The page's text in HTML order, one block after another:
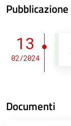
Pubblicazione
13
02/2024
Documenti